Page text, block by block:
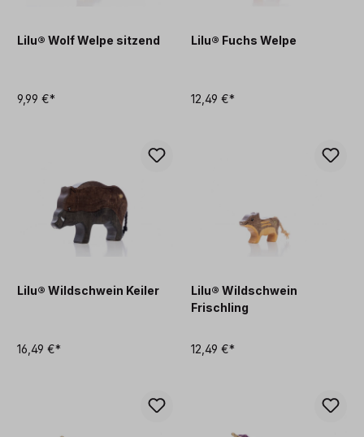
Lilu® Wolf Welpe sitzend
9,99 €*
Lilu® Fuchs Welpe
12,49 €*
Lilu® Wildschwein Keiler
16,49 €*
Lilu® Wildschwein
Frischling
12,49 €*